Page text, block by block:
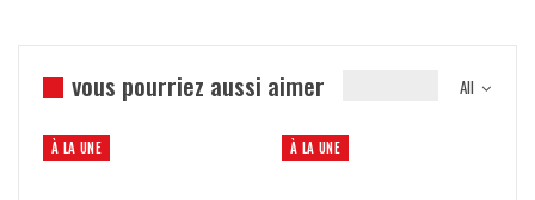
All
vous pourriez aussi aimer
À LA UNE À LA UNE